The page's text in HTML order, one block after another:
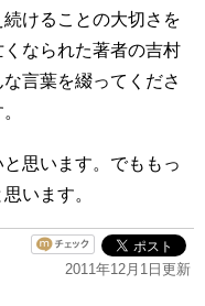
けることの大切さを
なられた著者の吉村
言葉を綴ってくださ
思います。でももっ
います。
2011年12月1日更新